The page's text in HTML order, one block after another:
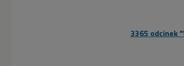
3365 odcinek